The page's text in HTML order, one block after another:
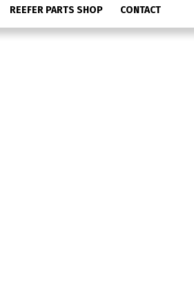
REEFER PARTS SHOP CONTACT